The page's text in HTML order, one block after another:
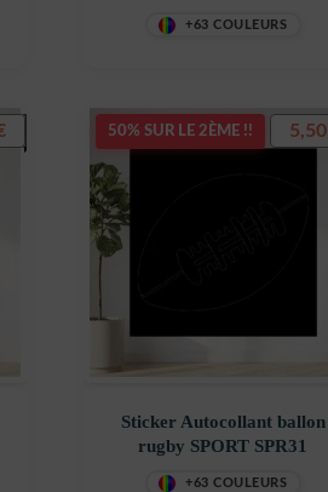
+63 COULEURS
50% SUR LE 2ÈME !!
Sticker Autocollant ballon
rugby SPORT SPR31
+63 COULEURS
5,50